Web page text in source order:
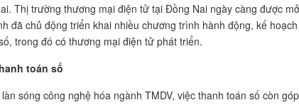
Thị trường thương mại điện tử tại Đồng Nai ngày càng được
đã chủ động triển khai nhiều chương trình hành động, kế
trong đó có thương mại điện tử phát triển.
toán số
sóng công nghệ hóa ngành TMDV, việc thanh toán số còn